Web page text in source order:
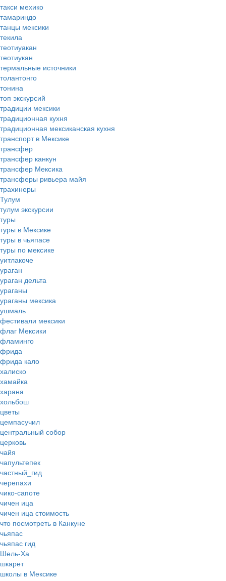
такси мехико
тамариндо
танцы мексики
текила
теотиуакан
теотиукан
термальные источники
толантонго
тонина
топ экскурсий
традиции мексики
традиционная кухня
традиционная мексиканская кухня
транспорт в Мексике
трансфер
трансфер канкун
трансфер Мексика
трансферы ривьера майя
трахинеры
Тулум
тулум экскурсии
туры
туры в Мексике
туры в чьяпасе
туры по мексике
уитлакоче
ураган
ураган дельта
ураганы
ураганы мексика
ушмаль
фестивали мексики
флаг Мексики
фламинго
фрида
фрида кало
халиско
хамайка
харана
хольбош
цветы
цемпасучил
центральный собор
церковь
чайя
чапультепек
частный_гид
черепахи
чико-сапоте
чичен ица
чичен ица стоимость
что посмотреть в Канкуне
чьяпас
чьяпас гид
Шель-Ха
шкарет
школы в Мексике